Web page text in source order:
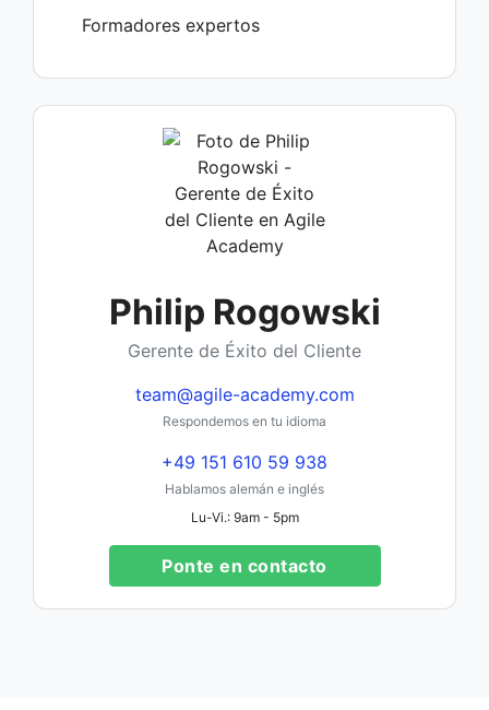
Formadores expertos
Philip Rogowski
Gerente de Éxito del Cliente
team@agile-academy.com
Respondemos en tu idioma
+49 151 610 59 938
Hablamos alemán e inglés
Lu-Vi.: 9am - 5pm
Ponte en contacto